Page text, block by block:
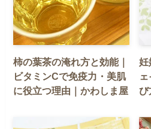
柿の葉茶の淹れ方と効能｜
ビタミンCで免疫力・美肌
に役立つ理由｜かわしま屋
妊
び